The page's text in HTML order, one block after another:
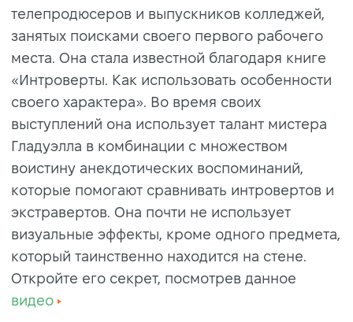
телепродюсеров и выпускников колледжей,
занятых поисками своего первого рабочего
места. Она стала известной благодаря книге
«Интроверты. Как использовать особенности
своего характера». Во время своих
выступлений она использует талант мистера
Гладуэлла в комбинации с множеством
воистину анекдотических воспоминаний,
которые помогают сравнивать интровертов и
экстравертов. Она почти не использует
визуальные эффекты, кроме одного предмета,
который таинственно находится на стене.
Откройте его секрет, посмотрев данное
видео